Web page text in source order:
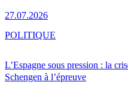
27.07.2026
L’Espagne sous pression : la
Schengen à l’épreuve
POLITIQUE